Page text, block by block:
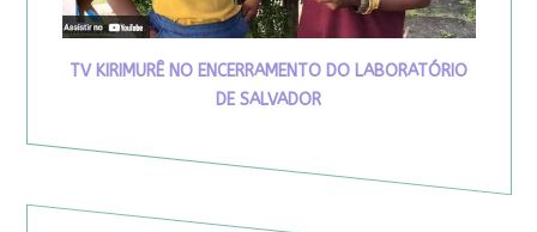
TV KIRIMURÊ NO ENCERRAMENTO DO LABORATÓRIO
DE SALVADOR